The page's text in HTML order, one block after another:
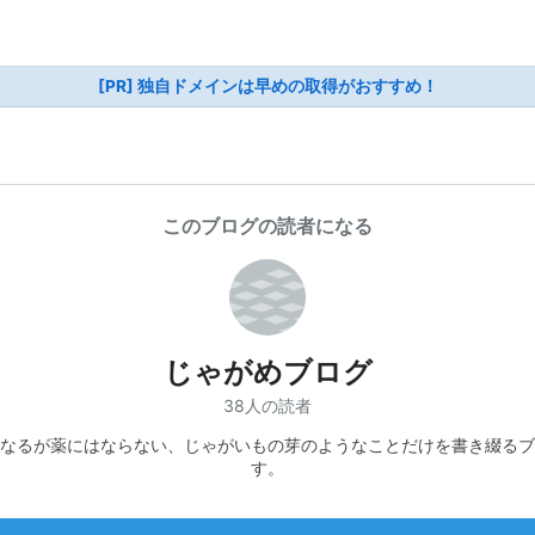
[PR] 独自ドメインは早めの取得がおすすめ！
このブログの読者になる
じゃがめブログ
38人の読者
るが薬にはならない、じゃがいもの芽のようなことだけを書き綴る
す。